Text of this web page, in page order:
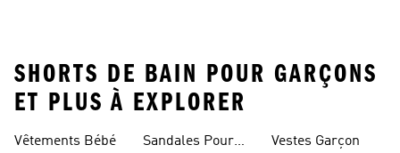
SHORTS DE BAIN POUR GARÇONS
ET PLUS À EXPLORER
Vêtements Bébé
Sandales Pour
Vestes Garçon